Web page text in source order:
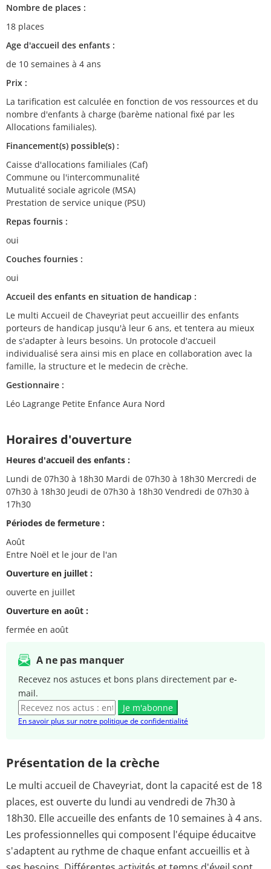
Nombre de places :
18 places
Age d'accueil des enfants :
de 10 semaines à 4 ans
Prix :
La tarification est calculée en fonction de vos ressources et du
nombre d'enfants à charge (barème national fixé par les
Allocations familiales).
Financement(s) possible(s) :
Caisse d'allocations familiales (Caf)
Commune ou l'intercommunalité
Mutualité sociale agricole (MSA)
Prestation de service unique (PSU)
Repas fournis :
oui
Couches fournies :
oui
Accueil des enfants en situation de handicap :
Le multi Accueil de Chaveyriat peut accueillir des enfants
porteurs de handicap jusqu'à leur 6 ans, et tentera au mieux
de s'adapter à leurs besoins. Un protocole d'accueil
individualisé sera ainsi mis en place en collaboration avec la
famille, la structure et le medecin de crèche.
Gestionnaire :
Léo Lagrange Petite Enfance Aura Nord
Horaires d'ouverture
Heures d'accueil des enfants :
Lundi de 07h30 à 18h30 Mardi de 07h30 à 18h30 Mercredi de
07h30 à 18h30 Jeudi de 07h30 à 18h30 Vendredi de 07h30 à
17h30
Périodes de fermeture :
Août
Entre Noël et le jour de l'an
Ouverture en juillet :
ouverte en juillet
Ouverture en août :
fermée en août
A ne pas manquer
Recevez nos astuces et bons plans directement par e-
mail.
Je m'abonne
En savoir plus sur notre politique de confidentialité
Présentation de la crèche
Le multi accueil de Chaveyriat, dont la capacité est de 18
places, est ouverte du lundi au vendredi de 7h30 à
18h30. Elle accueille des enfants de 10 semaines à 4 ans.
Les professionnelles qui composent l'équipe éducaitve
s'adaptent au rythme de chaque enfant accueillis et à